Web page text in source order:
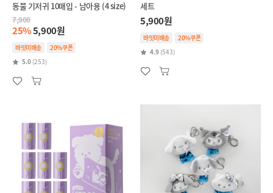
동물 기저귀 10매입 - 남아용 (4 size)
7,900
25%5,900원
바잇미배송
20%쿠폰
5.0 (253)
세트
5,900원
바잇미배송
20%쿠폰
4.9 (543)